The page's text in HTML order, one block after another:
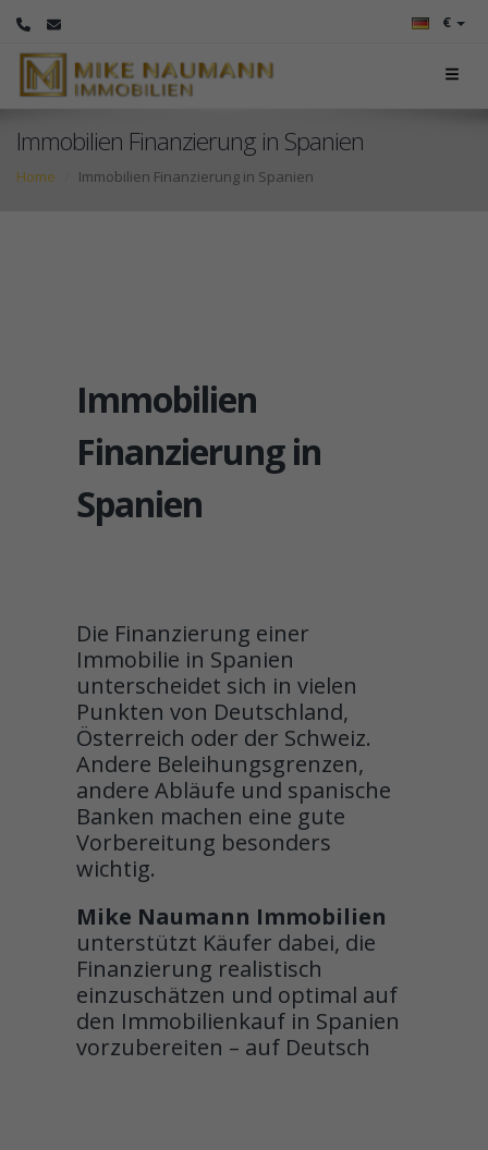
€
Immobilien Finanzierung in Spanien
Home Immobilien Finanzierung in Spanien
Immobilien
Finanzierung in
Spanien
Die Finanzierung einer
Immobilie in Spanien
unterscheidet sich in vielen
Punkten von Deutschland,
Österreich oder der Schweiz.
Andere Beleihungsgrenzen,
andere Abläufe und spanische
Banken machen eine gute
Vorbereitung besonders
wichtig.
Mike Naumann Immobilien
unterstützt Käufer dabei, die
Finanzierung realistisch
einzuschätzen und optimal auf
den Immobilienkauf in Spanien
vorzubereiten – auf Deutsch